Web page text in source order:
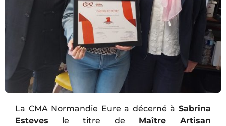
La CMA Normandie Eure a décerné àSabrina
Esteves le titre de Maître Artisan